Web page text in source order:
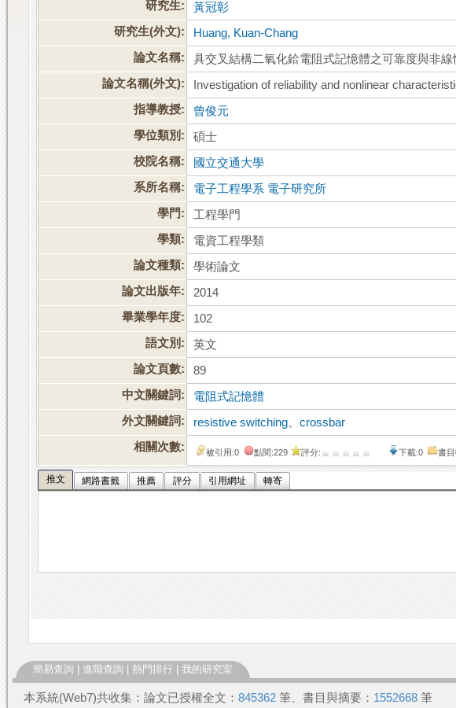
研究生:
黃冠彰
研究生(外文):
Huang, Kuan-Chang
論文名稱:
具交叉結構二氧化鉿電阻式記憶體之可靠度與非
論文名稱(外文):
Investigation of reliability and nonlinear
指導教授:
曾俊元
學位類別:
碩士
校院名稱:
國立交通大學
系所名稱:
電子工程學系 電子研究所
學門:
工程學門
學類:
電資工程學類
論文種類:
學術論文
論文出版年:
2014
畢業學年度:
102
語文別:
英文
論文頁數:
89
中文關鍵詞:
電阻式記憶體
外文關鍵詞:
resistive switching 、crossbar
相關次數:
被引用:0 點閱:229 評分: 下載:0 書
推文 網路書籤 推薦 評分 引用網址 轉寄
簡易查詢 進階查詢 熱門排行 我的研究室
本系統(Web7)共收集：論文已授權全文： 845362 筆、書目與摘要： 1552668 筆